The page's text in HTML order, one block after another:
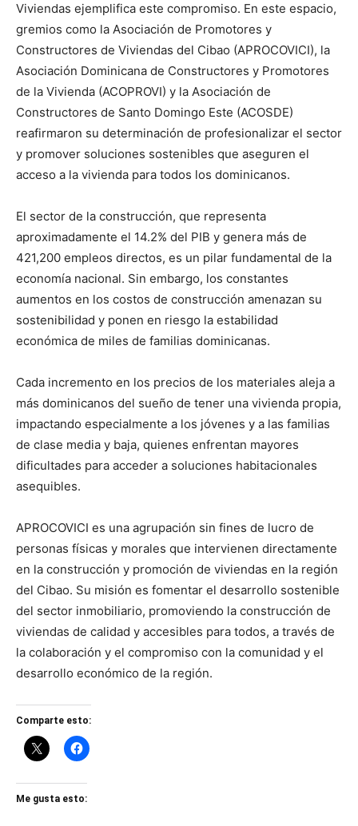
Viviendas ejemplifica este compromiso. En este espacio,
gremios como la Asociación de Promotores y
Constructores de Viviendas del Cibao (APROCOVICI), la
Asociación Dominicana de Constructores y Promotores
de la Vivienda (ACOPROVI) y la Asociación de
Constructores de Santo Domingo Este (ACOSDE)
reafirmaron su determinación de profesionalizar el sector
y promover soluciones sostenibles que aseguren el
acceso a la vivienda para todos los dominicanos.
El sector de la construcción, que representa
aproximadamente el 14.2% del PIB y genera más de
421,200 empleos directos, es un pilar fundamental de la
economía nacional. Sin embargo, los constantes
aumentos en los costos de construcción amenazan su
sostenibilidad y ponen en riesgo la estabilidad
económica de miles de familias dominicanas.
Cada incremento en los precios de los materiales aleja a
más dominicanos del sueño de tener una vivienda propia,
impactando especialmente a los jóvenes y a las familias
de clase media y baja, quienes enfrentan mayores
dificultades para acceder a soluciones habitacionales
asequibles.
APROCOVICI es una agrupación sin fines de lucro de
personas físicas y morales que intervienen directamente
en la construcción y promoción de viviendas en la región
del Cibao. Su misión es fomentar el desarrollo sostenible
del sector inmobiliario, promoviendo la construcción de
viviendas de calidad y accesibles para todos, a través de
la colaboración y el compromiso con la comunidad y el
desarrollo económico de la región.
Comparte esto:
Me gusta esto: